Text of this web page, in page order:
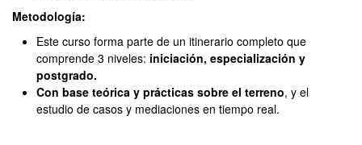
Metodología:
Este curso forma parte de un itinerario completo que
comprende 3 niveles: iniciación, especialización y
postgrado.
Con base teórica y prácticas sobre el terreno, y el
estudio de casos y mediaciones en tiempo real.